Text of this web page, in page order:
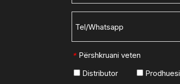
* Përshkruani veten
Distributor
Prodhuesi